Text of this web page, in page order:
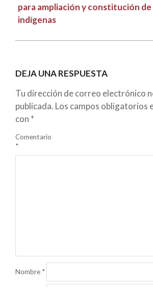
para ampliación y constitución
indígenas
DEJA UNA RESPUESTA
Tu dirección de correo electrónico
publicada. Los campos obligatorios
con *
Comentario
*
Nombre *